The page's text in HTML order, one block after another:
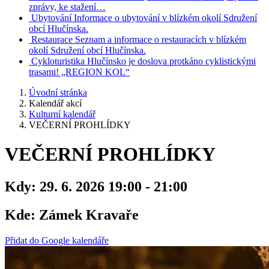
zprávy, ke stažení…
Ubytování Informace o ubytování v blízkém okolí Sdružení
obcí Hlučínska.
Restaurace Seznam a informace o restauracích v blízkém
okolí Sdružení obcí Hlučínska.
Cykloturistika Hlučínsko je doslova protkáno cyklistickými
trasami! „REGION KOL“
Úvodní stránka
Kalendář akcí
Kulturní kalendář
VEČERNÍ PROHLÍDKY
VEČERNÍ PROHLÍDKY
Kdy: 29. 6. 2026 19:00 - 21:00
Kde: Zámek Kravaře
Přidat do Google kalendáře